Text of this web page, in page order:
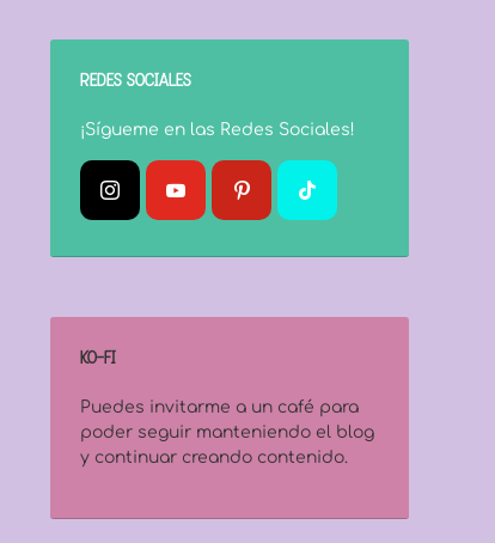
REDES SOCIALES
¡Sígueme en las Redes Sociales!
KO-FI
Puedes invitarme a un café para
poder seguir manteniendo el blog
y continuar creando contenido.